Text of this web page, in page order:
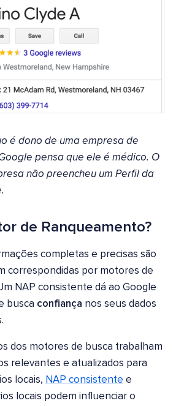
é dono de uma empresa de
pensa que ele é médico. O
não preencheu um Perfil da
de Ranqueamento?
completas e precisas são
correspondidas por motores de
NAP consistente dá ao Google
busca confiança nos seus dados
dos motores de busca trabalham
relevantes e atualizados para
locais, NAP consistente e
locais podem influenciar o